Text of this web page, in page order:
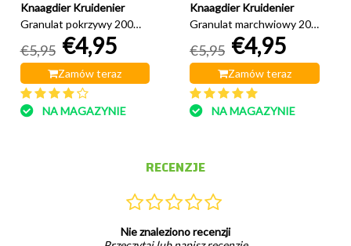
Knaagdier Kruidenier
Granulat pokrzywy 200
€5,95 €4,95
Zamów teraz
NA MAGAZYNIE
Knaagdier Kruidenier
Granulat marchwiowy 200
€5,95 €4,95
Zamów teraz
NA MAGAZYNIE
RECENZJE
Nie znaleziono recenzji